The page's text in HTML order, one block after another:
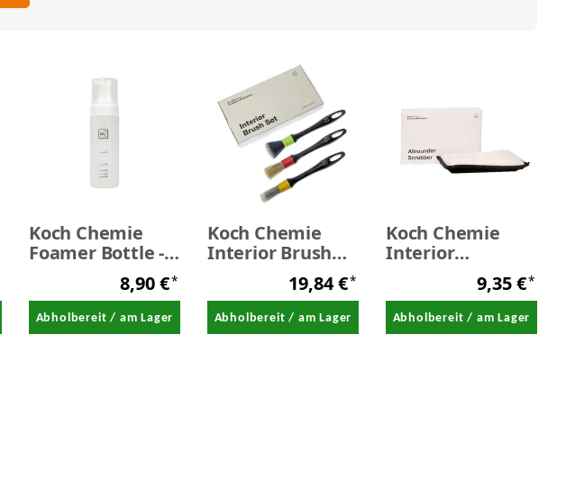
Koch Chemie
Foamer Bottle -
Schaumspender
8,90 €*
Abholbereit / am Lager
Koch Chemie
Interior Brush
Set - Innenraum
19,84 €*
Abholbereit / am Lager
Koch Chemie
Interior
Innenraum
Reinigungspad
9,35 €*
Abholbereit / am Lager